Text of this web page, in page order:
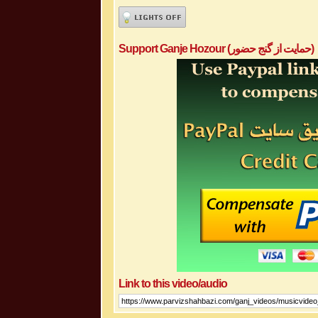
Support Ganje Hozour (حمایت از گنج حضور)
Link to this video/audio